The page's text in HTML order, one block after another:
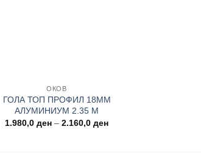
ОКОВ
ГОЛА ТОП ПРОФИЛ 18MM
АЛУМИНИУМ 2.35 М
1.980,0 ден – 2.160,0 денPrice